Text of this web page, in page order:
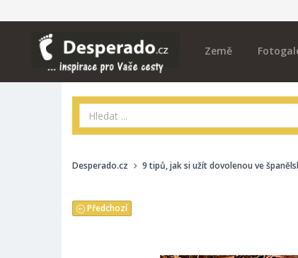
Země
Desperado.cz 9 tipů, jak si užít dovolenou ve
Předchozí